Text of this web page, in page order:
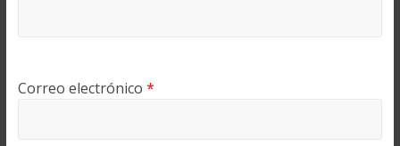
Correo electrónico *